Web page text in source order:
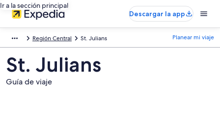
Ir a la sección principal
Descargar la app
Región Central St. Julians Planear mi viaje
St. Julians
Guía de viaje